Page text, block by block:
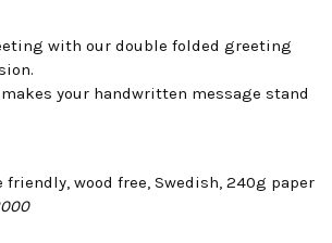
with our double folded greeting
your handwritten message stand
wood free, Swedish, 240g paper